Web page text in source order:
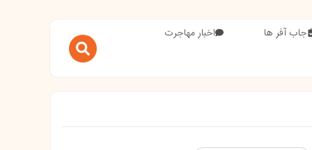
جاب آفر ها اخبار مهاجرت